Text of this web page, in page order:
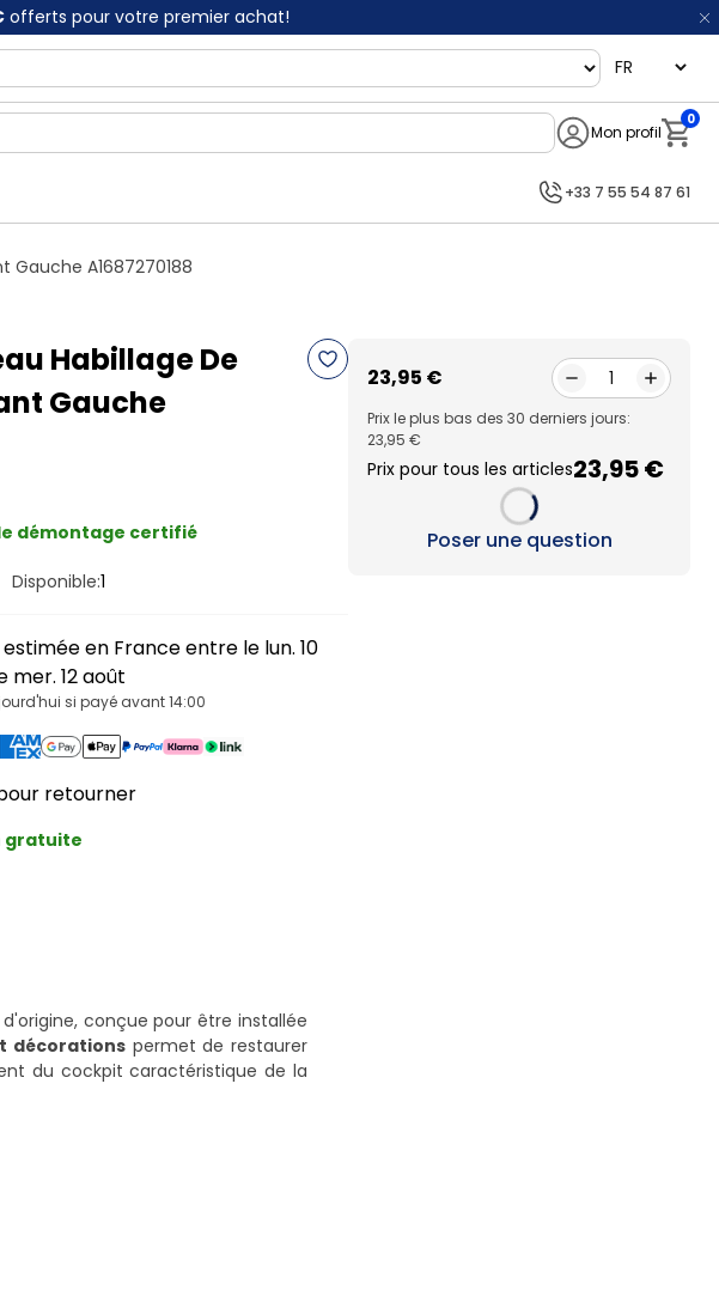
offerts pour votre premier achat!
language
Mon profil
0
+33 7 55 54 87 61
Gauche A1687270188
Habillage De
Gauche
démontage certifié
Disponible:1
estimée en France entre le lun. 10
mer. 12 août
si payé avant 14:00
retourner
gratuite
23,95 € 1
Prix le plus bas des 30 derniers jours:
23,95 €
Prix pour tous les articles23,95 €
Loading...
Poser une question
conçue pour être installée
décorations permet de restaurer
du cockpit caractéristique de la